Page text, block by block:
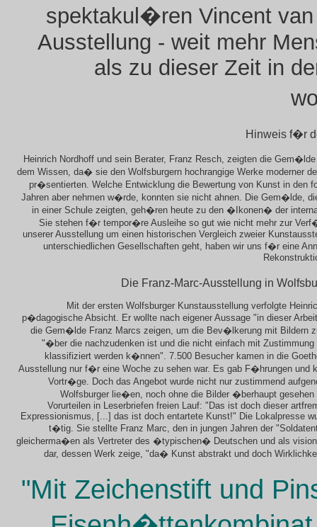
spektakul�ren Vincent
Ausstellung - weit mehr
als zu dieser Zeit in
Hinweis f�r
Heinrich Nordhoff und sein Berater, Franz Resch, zeigten die
dem Wissen, da� sie den Wolfsburgern hochrangige Werke moderner
pr�sentierten. Welche Entwicklung die Bewertung von Kunst in den
Jahren aber nehmen w�rde, konnten sie nicht ahnen. Die Gem�lde,
in einer Schule zeigten, geh�ren heute zu den �Ikonen� der
Sie stehen f�r tempor�re Ausleihe so gut wie nicht mehr zur
unserer Ausstellung um einen historischen Vergleich zweier
unterschiedlichen Gesellschaften geht, haben wir uns f�r eine
Die Franz-Marc-Ausstellung in
Mit der ersten Wolfsburger Kunstausstellung verfolgte
p�dagogische Absicht. Er wollte nach eigener Aussage "in dieser
die Gem�lde Franz Marcs zeigen, um die Bev�lkerung mit Bildern
"�ber die nachzudenken ist und die nicht einfach mit Zustimmung
klassifiziert werden k�nnen". 7.500 Besucher kamen in die
Ausstellung nur f�r eine Woche zu sehen war. Es gab F�hrungen und
Vortr�ge. Doch das Angebot wurde nicht nur zustimmend
Wolfsburger lie�en, noch ohne die Bilder �berhaupt gesehen
Vorurteilen in Leserbriefen freien Lauf: "Das ist doch dieser
Expressionismus, [...] das ist doch entartete Kunst!" Die Lokalpresse
t�tig. Sie stellte Franz Marc, den in jungen Jahren der
gleicherma�en als Vertreter des �typischen� Deutschen und als
dar, dessen Werk zeige, "da� Kunst abstrakt und doch
"Mit Zeichenstift und